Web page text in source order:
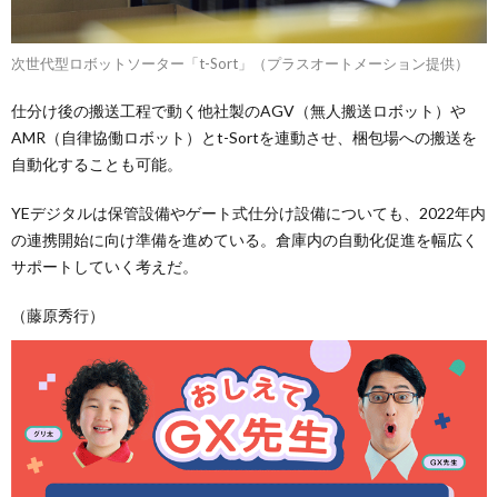
次世代型ロボットソーター「t-Sort」（プラスオートメーション提供）
仕分け後の搬送工程で動く他社製のAGV（無人搬送ロボット）や
AMR（自律協働ロボット）とt-Sortを連動させ、梱包場への搬送を
自動化することも可能。
YEデジタルは保管設備やゲート式仕分け設備についても、2022年内
の連携開始に向け準備を進めている。倉庫内の自動化促進を幅広く
サポートしていく考えだ。
（藤原秀行）